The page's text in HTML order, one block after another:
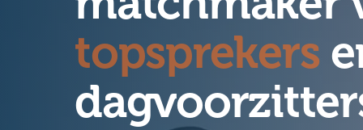
topsprekers